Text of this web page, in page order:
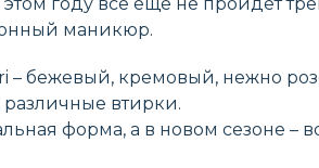
маникюр.
– бежевый, кремовый, нежно
различные втирки.
форма, а в новом сезоне –